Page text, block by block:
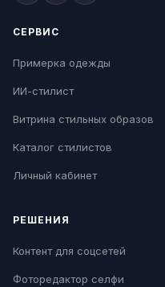
СЕРВИС
Примерка одежды
ИИ-стилист
Витрина стильных образов
Каталог стилистов
Личный кабинет
РЕШЕНИЯ
Контент для соцсетей
Фоторедактор селфи